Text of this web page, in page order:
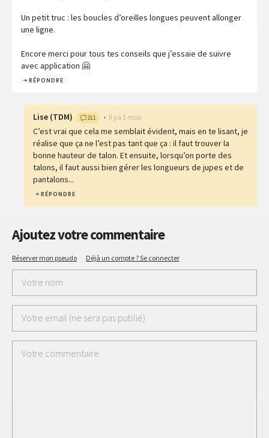
Un petit truc : les boucles d’oreilles longues peuvent allonger
une ligne.
Encore merci pour tous tes conseils que j’essaie de suivre
avec application 🤗
RÉPONDRE
Lise (TDM) 211 • Il y a 1 mois
C’est vrai que cela me semblait évident, mais en te lisant, je
réalise que ça ne l’est pas tant que ça : il faut trouver la
bonne hauteur de talon. Et ensuite, lorsqu’on porte des
talons, il faut aussi bien gérer les longueurs de jupes et de
pantalons...
RÉPONDRE
Ajoutez votre commentaire
Réserver mon pseudo · Déjà un compte ? Se connecter